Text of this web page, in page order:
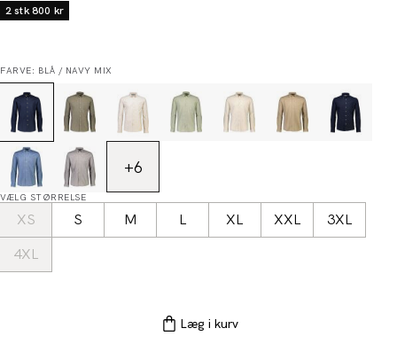
2 stk 800 kr
FARVE: BLÅ / NAVY MIX
+6
VÆLG STØRRELSE
XS S M L XL XXL
3XL
4XL
Læg i kurv